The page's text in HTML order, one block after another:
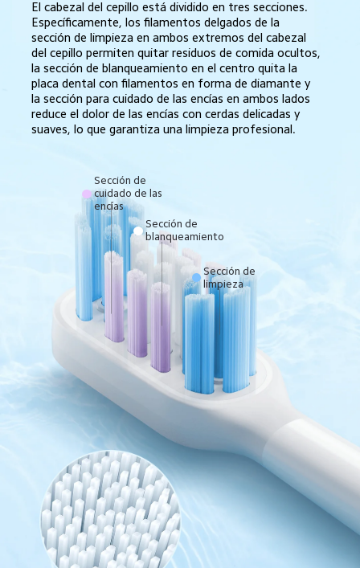
El cabezal del cepillo está dividido en tres secciones.
Específicamente, los filamentos delgados de la
sección de limpieza en ambos extremos del cabezal
del cepillo permiten quitar residuos de comida ocultos,
la sección de blanqueamiento en el centro quita la
placa dental con filamentos en forma de diamante y
la sección para cuidado de las encías en ambos lados
reduce el dolor de las encías con cerdas delicadas y
suaves, lo que garantiza una limpieza profesional.
Sección de
cuidado de las
encías
Sección de
blanqueamiento
Sección de
limpieza